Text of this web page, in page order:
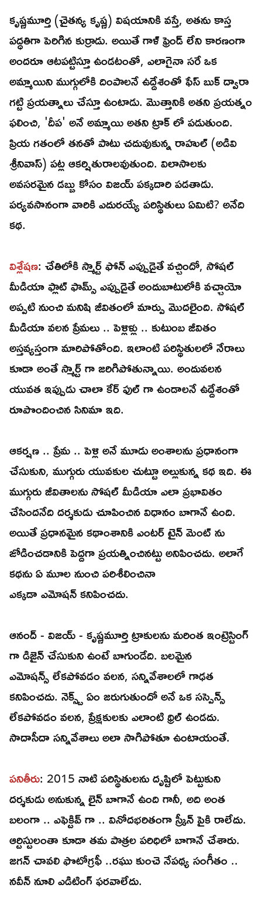
కృష్ణమూర్తి (చైతన్య కృష్ణ) విషయానికి వస్తే, అతను కాస్త
పద్ధతిగా పెరిగిన కుర్రాడు. అయితే గాళ్ ఫ్రెండ్ లేని కారణంగా
అందరూ ఆటపట్టిస్తూ ఉండటంతో, ఎలాగైనా సరే ఒక
అమ్మాయిని ముగ్గులోకి దింపాలనే ఉద్దేశంతో ఫేస్ బుక్ ద్వారా
గట్టి ప్రయత్నాలు చేస్తూ ఉంటాడు. మొత్తానికి అతని ప్రయత్నం
ఫలించి, 'దీప' అనే అమ్మాయి అతని ట్రాక్ లో పడుతుంది.
ప్రియ గతంలో తనతో పాటు చదువుకున్న రాహుల్ (అడివి
శ్రీనివాస్) పట్ల ఆకర్షితురాలవుతుంది. విలాసాలకు
అవసరమైన డబ్బు కోసం విజయ్ పక్కదారి పడతాడు.
పర్యవసానంగా వారికి ఎదురయ్యే పరిస్థితులు ఏమిటి? అనేది
కథ.
విశ్లేషణ: చేతిలోకి స్మార్ట్ ఫోన్ ఎప్పుడైతే వచ్చిందో, సోషల్
మీడియా ఫ్లాట్ ఫామ్స్ ఎప్పుడైతే అందుబాటులోకి వచ్చాయో
అప్పటి నుంచి మనిషి జీవితంలో మార్పు మొదలైంది. సోషల్
మీడియా వలన ప్రేమలు .. పెళ్లిళ్లు .. కుటుంబ జీవితం
అస్తవ్యస్తంగా మారిపోతోంది. ఇలాంటి పరిస్థితులలో నేరాలు
కూడా అంతే స్మార్ట్ గా జరిగిపోతున్నాయి. అందువలన
యువత ఇప్పుడు చాలా కేర్ ఫుల్ గా ఉండాలనే ఉద్దేశంతో
రూపొందించిన సినిమా ఇది.
ఆకర్షణ .. ప్రేమ .. పెళ్లి అనే మూడు అంశాలను ప్రధానంగా
చేసుకుని, ముగ్గురు యువకుల చుట్టూ అల్లుకున్న కథ ఇది. ఈ
ముగ్గురు జీవితాలను సోషల్ మీడియా ఎలా ప్రభావితం
చేసిందనేది దర్శకుడు చూపించిన విధానం బాగానే ఉంది.
అయితే ప్రధానమైన కథాంశానికి ఎంటర్ టైన్ మెంట్ ను
జోడించడానికి పెద్దగా ప్రయత్నించినట్టు అనిపించదు. అలాగే
కథను ఏ మూల నుంచి పరిశీలించినా
ఎక్కడా ఎమోషన్ కనిపించదు.
ఆనంద్ - విజయ్ - కృష్ణమూర్తి ట్రాకులను మరింత ఇంట్రెస్టింగ్
గా డిజైన్ చేసుకుని ఉంటే బాగుండేది. బలమైన
ఎమోషన్స్ లేకపోవడం వలన, సన్నివేశాలలో గాఢత
కనిపించదు. నెక్స్ట్ ఏం జరుగుతుందో అనే ఒక సస్పెన్స్
లేకపోవడం వలన, ప్రేక్షకులకు ఎలాంటి థ్రిల్ ఉండదు.
సాదాసీదా సన్నివేశాలు అలా సాగిపోతూ ఉంటాయంతే.
పనితీరు: 2015 నాటి పరిస్థితులను దృష్టిలో పెట్టుకుని
దర్శకుడు అనుకున్న లైన్ బాగానే ఉంది గానీ, అది అంత
బలంగా .. ఎఫెక్టివ్ గా .. వినోదభరితంగా స్క్రీన్ పైకి రాలేదు.
ఆర్టిస్టులంతా కూడా తమ పాత్రల పరిధిలో బాగానే చేశారు.
జగన్ చావలి ఫొటోగ్రఫీ ..రఘు కుంచె నేపథ్య సంగీతం ..
నవీన్ నూలి ఎడిటింగ్ ఫరవాలేదు.